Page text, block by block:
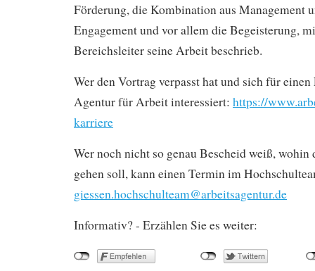
Förderung, die Kombination aus Management
Engagement und vor allem die Begeisterung,
Bereichsleiter seine Arbeit beschrieb.
Wer den Vortrag verpasst hat und sich für
Agentur für Arbeit interessiert: https://
karriere
Wer noch nicht so genau Bescheid weiß,
gehen soll, kann einen Termin im
giessen.hochschulteam@arbeitsagentur.de
Informativ? - Erzählen Sie es weiter: